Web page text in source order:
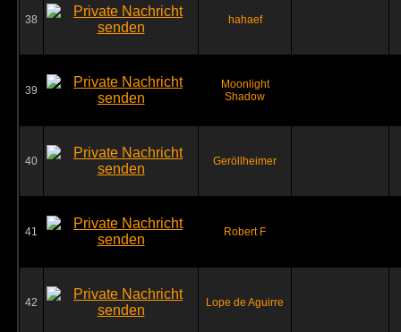
38 hahaef
39
Moonlight
Shadow
40 Geröllheimer
41 Robert F
42 Lope de Aguirre